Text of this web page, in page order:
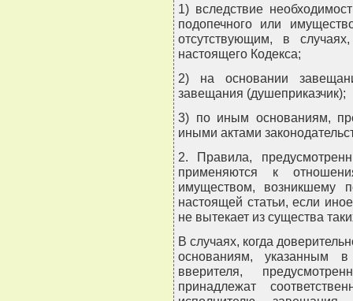
1) вследствие
подопечного или
отсутствующим, в
настоящего Кодекса;
2) на основании
завещания (душеприказчик);
3) по иным основаниям,
иными актами
2. Правила,
применяются к
имуществом, возникшему
настоящей статьи, если
не вытекает из существа
В случаях, когда
основаниям, указанным
вверителя,
принадлежат